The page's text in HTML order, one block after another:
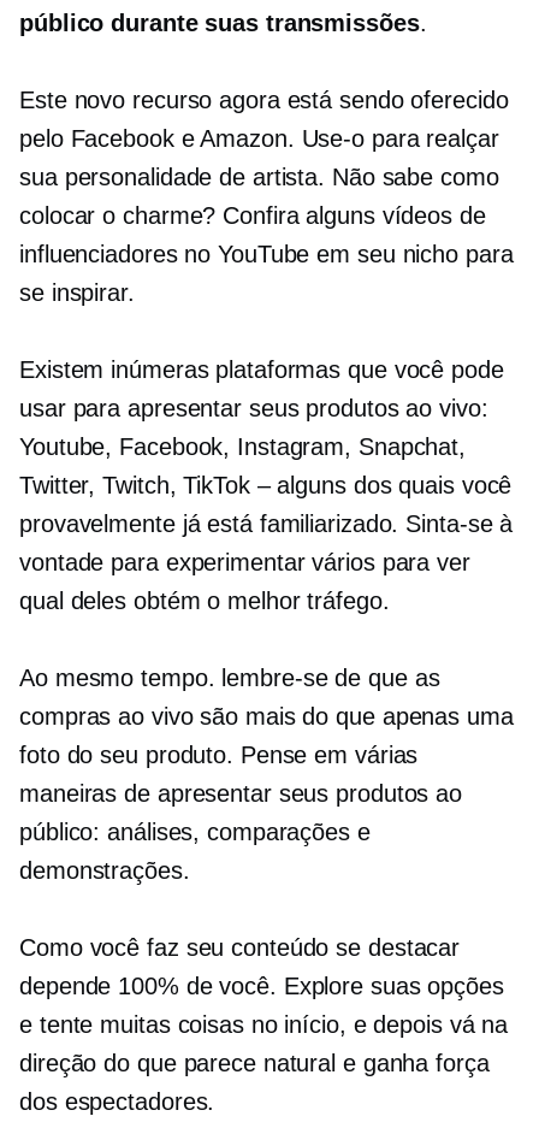
público durante suas transmissões.
Este novo recurso agora está sendo oferecido
pelo Facebook e Amazon. Use-o para realçar
sua personalidade de artista. Não sabe como
colocar o charme? Confira alguns vídeos de
influenciadores no YouTube em seu nicho para
se inspirar.
Existem inúmeras plataformas que você pode
usar para apresentar seus produtos ao vivo:
Youtube, Facebook, Instagram, Snapchat,
Twitter, Twitch,TikTok – algunsdos quais você
provavelmente já está familiarizado. Sinta-se à
vontade para experimentar vários para ver
qual deles obtém o melhor tráfego.
Ao mesmo tempo. lembre-se de que as
compras ao vivo são mais do que apenas uma
foto do seu produto. Pense em várias
maneiras de apresentar seus produtos ao
público: análises, comparações e
demonstrações.
Como você faz seu conteúdo se destacar
depende 100% de você. Explore suas opções
e tente muitas coisas no início, e depois vá na
direção do que parece natural e ganha força
dos espectadores.